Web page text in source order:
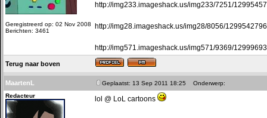
Geregistreerd op: 02 Nov 2008
Berichten: 3461
http://img233.imageshack.us/img233/7251/
http://img28.imageshack.us/img28/8056/
http://img571.imageshack.us/img571/9369/
Terug naar boven
MaartenL Geplaatst: 13 Sep 2011 18:25
Onderwerp:
Redacteur
lol @ LoL cartoons